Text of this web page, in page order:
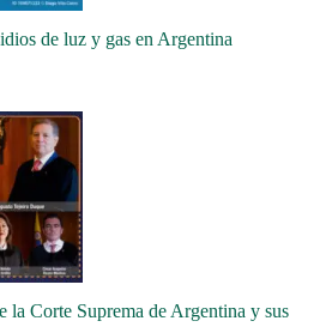
de luz y gas en Argentina
la Corte Suprema de Argentina y sus